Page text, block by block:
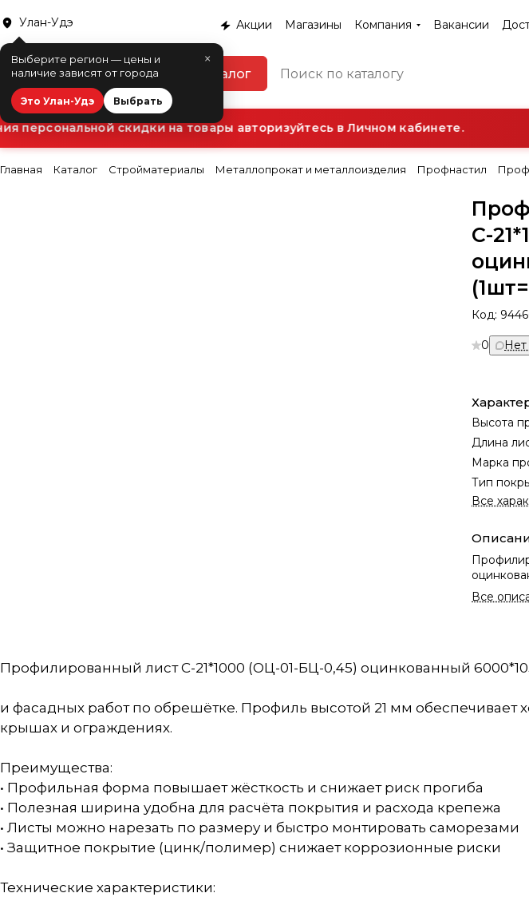
Улан-Удэ
×
Выберите регион — цены и
наличие зависят от города
Это Улан-Удэ Выбрать
Акции Магазины Компания Вакансии
Каталог
персональной скидки на товары авторизуйтесь в Личном кабинете.
Главная Каталог Стройматериалы Металлопрокат и металлоизделия Профнастил
С-
Код:
0 Нет
Высота
Длина
Марка
Тип
Все
Все
Профилированный лист С-21*1000 (ОЦ-01-БЦ-0,45) оцинкованный
и фасадных работ по обрешётке. Профиль высотой 21 мм обеспечивает
крышах и ограждениях.
Преимущества:
• Профильная форма повышает жёсткость и снижает риск прогиба
• Полезная ширина удобна для расчёта покрытия и расхода крепежа
• Листы можно нарезать по размеру и быстро монтировать саморезами
• Защитное покрытие (цинк/полимер) снижает коррозионные риски
Технические характеристики: